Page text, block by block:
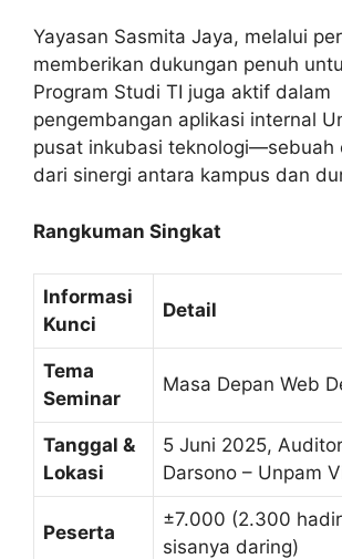
Yayasan Sasmita Jaya, melalui
memberikan dukungan penuh
Program Studi TI juga aktif dalam
pengembangan aplikasi internal
pusat inkubasi teknologi—sebuah
dari sinergi antara kampus dan
Rangkuman Singkat
Informasi
Kunci
Detail
Tema
Seminar
Masa Depan Web
Tanggal &
Lokasi
5 Juni 2025,
Darsono – Unpam
Peserta
±7.000 (2.300
sisanya daring)